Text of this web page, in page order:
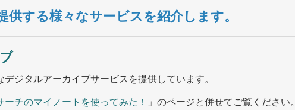
供する様々なサービスを紹介します。
ジタルアーカイブサービスを提供しています。
ーチのマイノートを使ってみた！ 」のページと併せてご覧ください。